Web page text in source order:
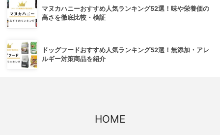
マヌカハニーおすすめ人気ランキング52選！味や栄養価の
高さを徹底比較・検証
ドッグフードおすすめ人気ランキング52選！無添加・アレ
ルギー対策商品を紹介
HOME